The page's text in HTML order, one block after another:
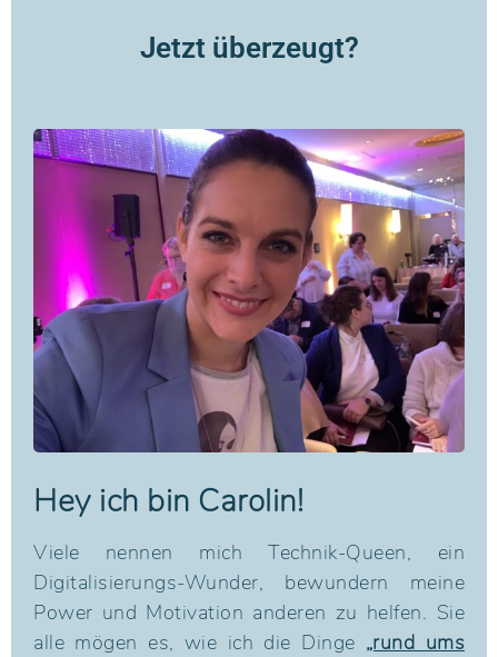
Jetzt überzeugt?
Hey ich bin Carolin!
Viele nennen mich Technik-Queen, ein
Digitalisierungs-Wunder, bewundern meine
Power und Motivation anderen zu helfen. Sie
alle mögen es, wie ich die Dinge „rund ums